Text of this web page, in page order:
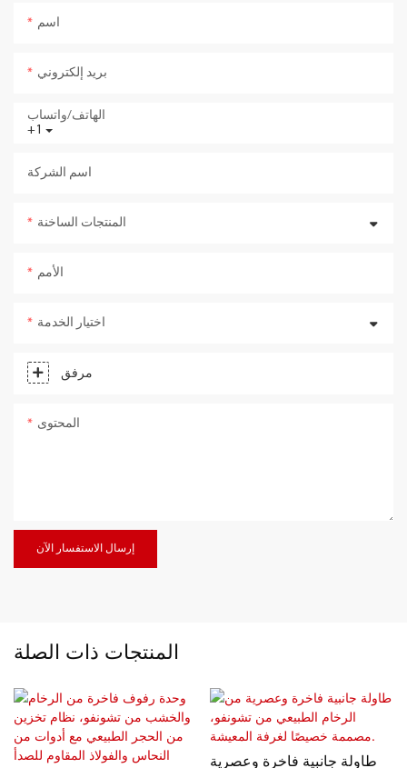
اسم
بريد إلكتروني
+1
الهاتف/واتساب
اسم الشركة
المنتجات الساخنة
الأمم
اختيار الخدمة
مرفق
المحتوى
إرسال الاستفسار الآن
المنتجات ذات الصلة
طاولة جانبية فاخرة وعصرية